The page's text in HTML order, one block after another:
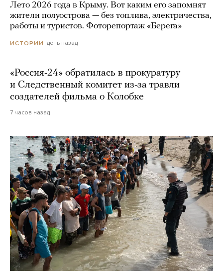
Лето 2026 года в Крыму. Вот каким его запомнят
жители полуострова — без топлива, электричества,
работы и туристов. Фоторепортаж «Берега»
ИСТОРИИ день назад
«Россия-24» обратилась в прокуратуру
и Следственный комитет из-за травли
создателей фильма о Колобке
7 часов назад